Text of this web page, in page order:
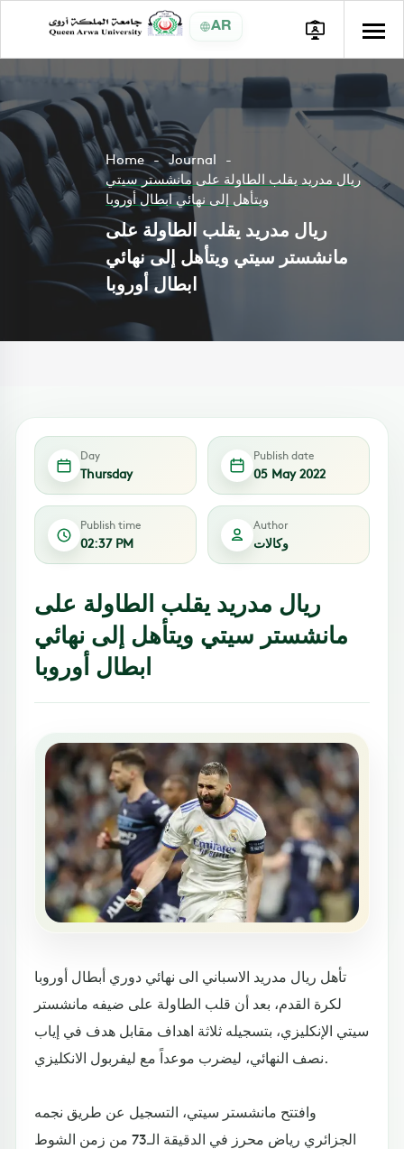
AR
Home
Journal
ريال مدريد يقلب الطاولة على مانشستر سيتي
ويتأهل إلى نهائي ابطال أوروبا
ريال مدريد يقلب الطاولة على
مانشستر سيتي ويتأهل إلى نهائي
ابطال أوروبا
Day
Thursday
Publish date
05 May 2022
Publish time
02:37 PM
Author
وكالات
ريال مدريد يقلب الطاولة على
مانشستر سيتي ويتأهل إلى نهائي
ابطال أوروبا
تأهل ريال مدريد الاسباني الى نهائي دوري أبطال أوروبا
لكرة القدم، بعد أن قلب الطاولة على ضيفه مانشستر
سيتي الإنكليزي، بتسجيله ثلاثة اهداف مقابل هدف في إياب
نصف النهائي، ليضرب موعداً مع ليفربول الانكليزي.
وافتتح مانشستر سيتي، التسجيل عن طريق نجمه
الجزائري رياض محرز في الدقيقة الـ73 من زمن الشوط